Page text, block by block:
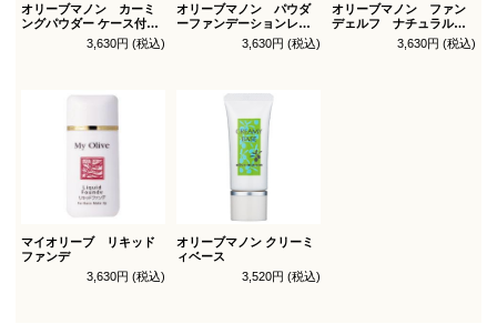
オリーブマノン カーミ
ングパウダー ケース付
（パフ1枚付）3,630円 (税込)
オリーブマノン パウダ
ーファンデーションレフ
ィル（スポンジ付）3,630円 (税込)
オリーブマノン ファン
デェルフ ナチュラルパ
3,630円 (税込)
マイオリーブ リキッド
ファンデ
3,630円 (税込)
オリーブマノン クリーミ
ィベース
3,520円 (税込)